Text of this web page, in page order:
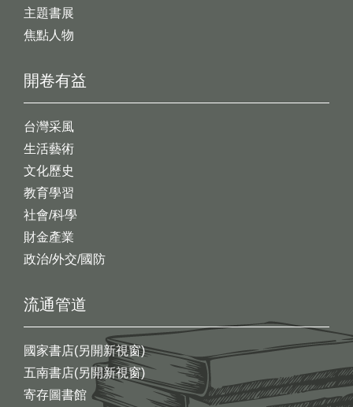
開卷有益
台灣采風
生活藝術
文化歷史
教育學習
社會/科學
財金產業
政治/外交/國防
主題書展
焦點人物
流通管道
國家書店(另開新視窗)
五南書店(另開新視窗)
寄存圖書館